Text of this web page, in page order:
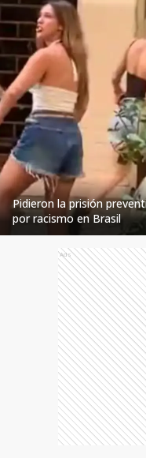
Pidieron la prisión
por racismo en Brasil
Ads